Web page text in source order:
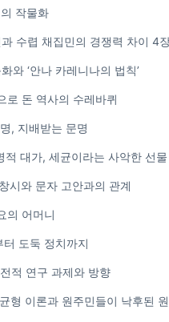
작물화
수렵 채집민의 경쟁력 차이 4
와 ‘안나 카레니나의 법칙’
로 돈 역사의 수레바퀴
, 지배받는 문명
적 대가, 세균이라는 사악한 선물
시와 문자 고안과의 관계
의 어머니
도둑 정치까지
적 연구 과제와 방향
형 이론과 원주민들이 낙후된